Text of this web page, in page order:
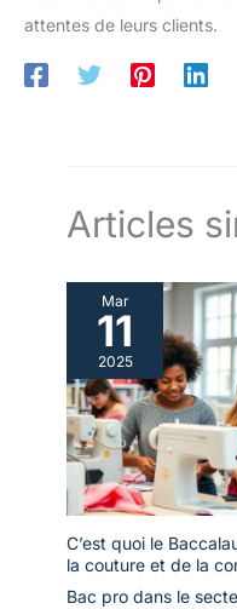
attentes de leurs clients.
Articles
Mar
11
2025
C’est quoi le
la couture et de la
Bac pro dans le